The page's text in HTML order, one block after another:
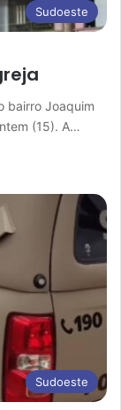
Sudoeste
bairro Joaquim
(15). A…
Sudoeste